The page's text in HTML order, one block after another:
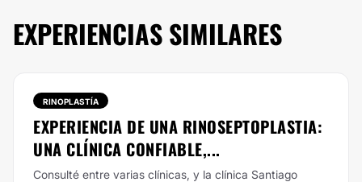
EXPERIENCIAS SIMILARES
RINOPLASTÍA
EXPERIENCIA DE UNA RINOSEPTOPLASTIA:
UNA CLÍNICA CONFIABLE,...
Consulté entre varias clínicas, y la clínica Santiago